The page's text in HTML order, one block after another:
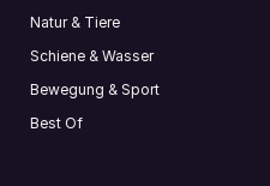
Natur & Tiere
Schiene & Wasser
Bewegung & Sport
Best Of